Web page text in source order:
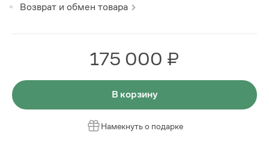
Возврат и обмен товара
175 000 ₽
В корзину
Намекнуть о подарке